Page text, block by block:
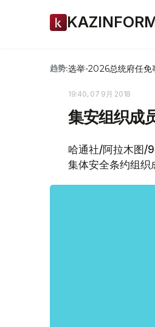
趋势:选举-2026总统府任免
19:40, 07 9月 2018
集安组织成
哈通社/阿拉木图/
集体安全条约组织